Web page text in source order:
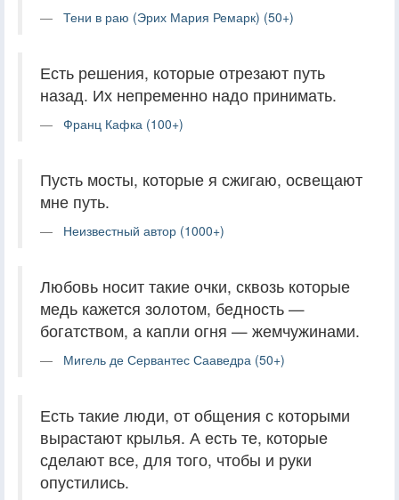
Тени в раю (Эрих Мария Ремарк) (50+)
Есть решения, которые отрезают путь
назад. Их непременно надо принимать.
Франц Кафка (100+)
Пусть мосты, которые я сжигаю, освещают
мне путь.
Неизвестный автор (1000+)
Любовь носит такие очки, сквозь которые
медь кажется золотом, бедность —
богатством, а капли огня — жемчужинами.
Мигель де Сервантес Сааведра (50+)
Есть такие люди, от общения с которыми
вырастают крылья. А есть те, которые
сделают все, для того, чтобы и руки
опустились.